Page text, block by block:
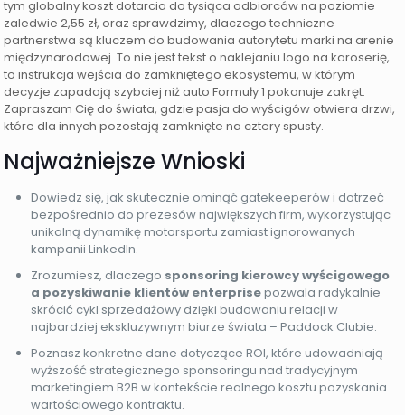
tym globalny koszt dotarcia do tysiąca odbiorców na poziomie
zaledwie 2,55 zł, oraz sprawdzimy, dlaczego techniczne
partnerstwa są kluczem do budowania autorytetu marki na arenie
międzynarodowej. To nie jest tekst o naklejaniu logo na karoserię,
to instrukcja wejścia do zamkniętego ekosystemu, w którym
decyzje zapadają szybciej niż auto Formuły 1 pokonuje zakręt.
Zapraszam Cię do świata, gdzie pasja do wyścigów otwiera drzwi,
które dla innych pozostają zamknięte na cztery spusty.
Najważniejsze Wnioski
Dowiedz się, jak skutecznie ominąć gatekeeperów i dotrzeć
bezpośrednio do prezesów największych firm, wykorzystując
unikalną dynamikę motorsportu zamiast ignorowanych
kampanii LinkedIn.
Zrozumiesz, dlaczego sponsoring kierowcy wyścigowego
a pozyskiwanie klientów enterprisepozwala radykalnie
skrócić cykl sprzedażowy dzięki budowaniu relacji w
najbardziej ekskluzywnym biurze świata – Paddock Clubie.
Poznasz konkretne dane dotyczące ROI, które udowadniają
wyższość strategicznego sponsoringu nad tradycyjnym
marketingiem B2B w kontekście realnego kosztu pozyskania
wartościowego kontraktu.